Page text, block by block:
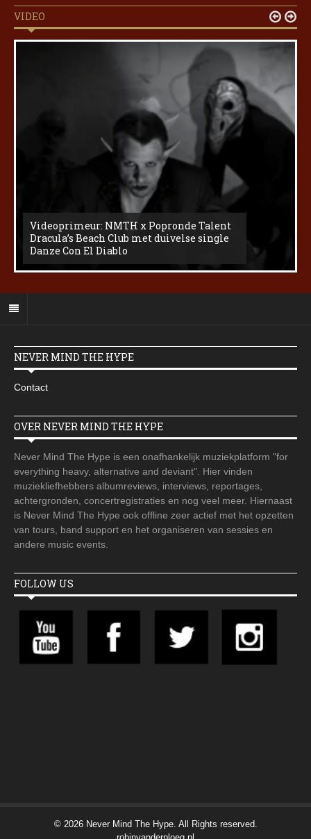
VIDEO
Videoprimeur: NMTH x Popronde Talent
Dracula’s Beach Club met duivelse single
Danze Con El Diablo
 
NEVER MIND THE HYPE
Contact
OVER NEVER MIND THE HYPE
Never Mind The Hype is een onafhankelijk muziekplatform "for
everything heavy, alternative and deviant". Hier vinden
muziekliefhebbers albumreviews, interviews, reportages,
achtergronden, concertregistraties en nog veel meer. Hiernaast
is Never Mind The Hype ook offline zeer actief met het opzetten
van tours, band support en het organiseren van sessies en
andere music events.
FOLLOW US
© 2026 Never Mind The Hype. All Rights reserved.